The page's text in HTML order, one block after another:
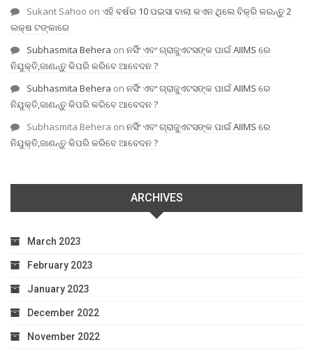
Sukant Sahoo on ଏହି ବର୍ଷର 10 ପଇସା ବାଲା କଏନ ଥିଲେ ବିକ୍ରି କରନ୍ତୁ 2
ଲକ୍ଷ ଟଙ୍କାରେ
Subhasmita Behera on ନର୍ସିଂ ଏବଂ ଗ୍ରାଜୁଏଟସଙ୍କ ପାଇଁ AIIMS ରେ
ନିଯୁକ୍ତି,ଜାଣନ୍ତୁ କିପରି କରିବେ ଆବେଦନ ?
Subhasmita Behera on ନର୍ସିଂ ଏବଂ ଗ୍ରାଜୁଏଟସଙ୍କ ପାଇଁ AIIMS ରେ
ନିଯୁକ୍ତି,ଜାଣନ୍ତୁ କିପରି କରିବେ ଆବେଦନ ?
Subhasmita Behera on ନର୍ସିଂ ଏବଂ ଗ୍ରାଜୁଏଟସଙ୍କ ପାଇଁ AIIMS ରେ
ନିଯୁକ୍ତି,ଜାଣନ୍ତୁ କିପରି କରିବେ ଆବେଦନ ?
ARCHIVES
March 2023
February 2023
January 2023
December 2022
November 2022